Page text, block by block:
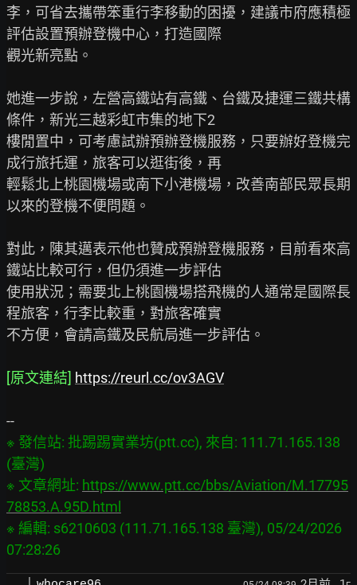
李，可省去攜帶笨重行李移動的困擾，建議市府應積極
評估設置預辦登機中心，打造國際
觀光新亮點。
她進一步說，左營高鐵站有高鐵、台鐵及捷運三鐵共構
條件，新光三越彩虹市集的地下2
樓閒置中，可考慮試辦預辦登機服務，只要辦好登機完
成行旅托運，旅客可以逛街後，再
輕鬆北上桃園機場或南下小港機場，改善南部民眾長期
以來的登機不便問題。
對此，陳其邁表示他也贊成預辦登機服務，目前看來高
鐵站比較可行，但仍須進一步評估
使用狀況；需要北上桃園機場搭飛機的人通常是國際長
程旅客，行李比較重，對旅客確實
不方便，會請高鐵及民航局進一步評估。
[原文連結] https://reurl.cc/ov3AGV
※ 發信站: 批踢踢實業坊(ptt.cc), 來自: 111.71.165.138
(臺灣)
※ 文章網址: https://www.ptt.cc/bbs/Aviation/M.17795
78853.A.95D.html
※ 編輯: s6210603 (111.71.165.138 臺灣), 05/24/2026